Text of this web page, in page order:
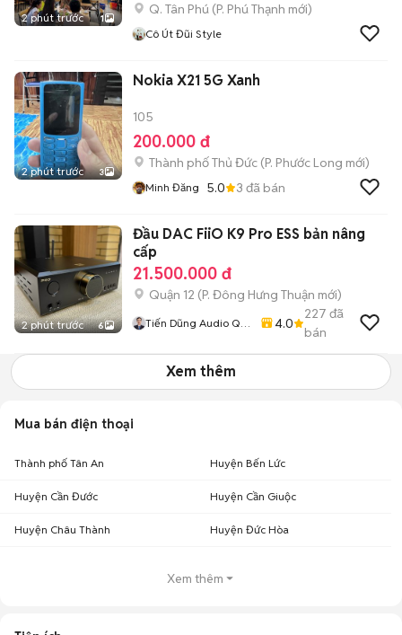
2 phút trước 1
Q. Tân Phú (P. Phú Thạnh mới)
Cô Út Đũi Style
2 phút trước 3
Nokia X21 5G Xanh
105
200.000 đ
Thành phố Thủ Đức (P. Phước Long mới)
Minh Đăng 5.0 3 đã bán
2 phút trước 6
Đầu DAC FiiO K9 Pro ESS bản nâng
cấp
21.500.000 đ
Quận 12 (P. Đông Hưng Thuận mới)
Tiến Dũng Audio Q12
4.0
227 đã
bán
Xem thêm
Mua bán điện thoại
Thành phố Tân An Huyện Bến Lức
Huyện Cần Đước Huyện Cần Giuộc
Huyện Châu Thành Huyện Đức Hòa
Xem thêm